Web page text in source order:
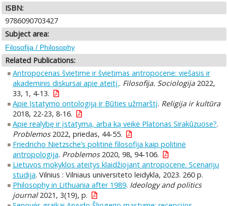
ISBN:
9786090703427
Subject area:
Filosofija / Philosophy
Related Publications:
Antropocenas švietime ir švietimas antropocene: viešasis ir
akademinis diskursai apie ateitį.. Filosofija. Sociologija2022,
33, 1, 4-13.
Apie Įstatymo ontologiją ir Būties užmarštį. Religija ir kultūra
2018, 22-23, 8-16.
Apie realybę ir įstatymą, arba ką veikė Platonas Sirakūzuose?.
Problemos2022, priedas, 44-55.
Friedricho Nietzsche’s politinė filosofija kaip politinė
antropologija. Problemos2020, 98, 94-106.
Lietuvos mokyklos ateitys klaidžiojant antropocene. Scenarijų
studija. Vilnius : Vilniaus universiteto leidykla, 2023. 260 p.
Philosophy in Lithuania after 1989. Ideology and politics
journal2021, 3(19), p.